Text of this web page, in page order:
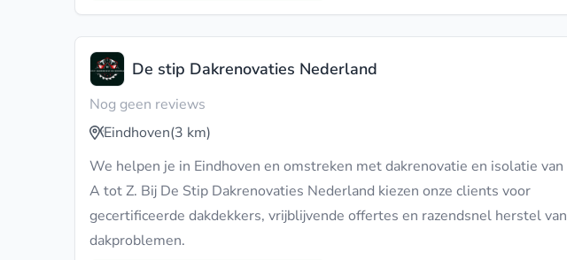
De stip Dakrenovaties Nederland
Nog geen reviews
Eindhoven(3 km)
We helpen je in Eindhoven en omstreken met dakrenovatie en isolatie van
A tot Z. Bij De Stip Dakrenovaties Nederland kiezen onze clients voor
gecertificeerde dakdekkers, vrijblijvende offertes en razendsnel herstel van
dakproblemen.